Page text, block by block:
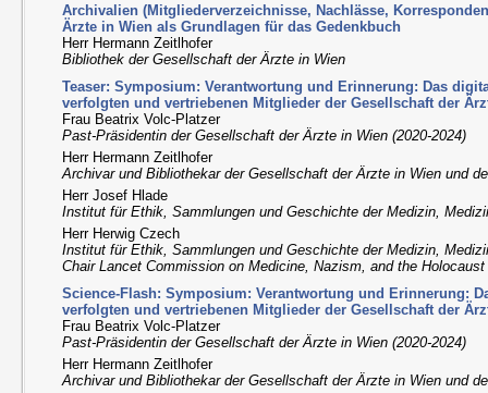
Archivalien (Mitgliederverzeichnisse, Nachlässe,
Ärzte in Wien als Grundlagen für das Gedenkbuch
Herr Hermann Zeitlhofer
Bibliothek der Gesellschaft der Ärzte in Wien
Teaser: Symposium: Verantwortung und Erinnerung: Das
verfolgten und vertriebenen Mitglieder der Gesellschaft der
Frau Beatrix Volc-Platzer
Past-Präsidentin der Gesellschaft der Ärzte in Wien (2020-2024)
Herr Hermann Zeitlhofer
Archivar und Bibliothekar der Gesellschaft der Ärzte in Wien und
Herr Josef Hlade
Institut für Ethik, Sammlungen und Geschichte der Medizin,
Herr Herwig Czech
Institut für Ethik, Sammlungen und Geschichte der Medizin,
Chair Lancet Commission on Medicine, Nazism, and the Holocaust
Science-Flash: Symposium: Verantwortung und Erinnerung:
verfolgten und vertriebenen Mitglieder der Gesellschaft der
Frau Beatrix Volc-Platzer
Past-Präsidentin der Gesellschaft der Ärzte in Wien (2020-2024)
Herr Hermann Zeitlhofer
Archivar und Bibliothekar der Gesellschaft der Ärzte in Wien und